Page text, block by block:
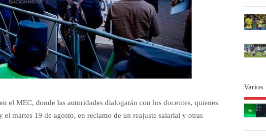
el MEC, donde las autoridades dialogarán con los docentes, quienes
martes 19 de agosto, en reclamo de un reajuste salarial y otras
Varios